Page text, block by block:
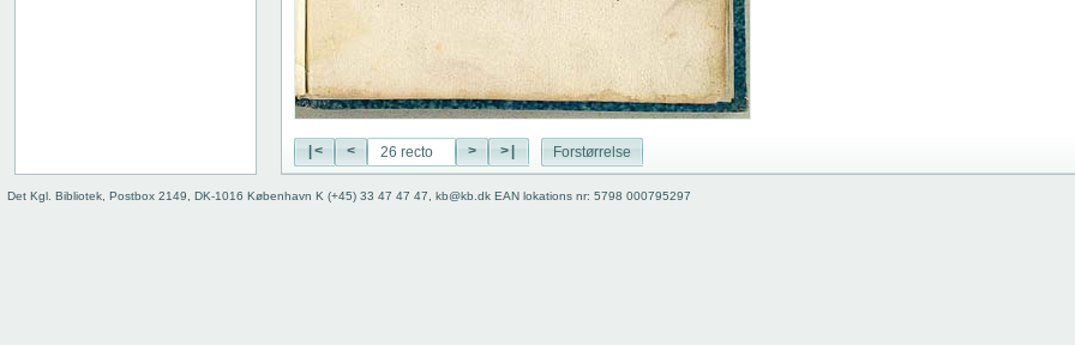
|< < > >| Forstørrelse
Det Kgl. Bibliotek, Postbox 2149, DK-1016 København K (+45) 33 47 47 47, kb@kb.dk EAN lokations nr: 5798 000795297